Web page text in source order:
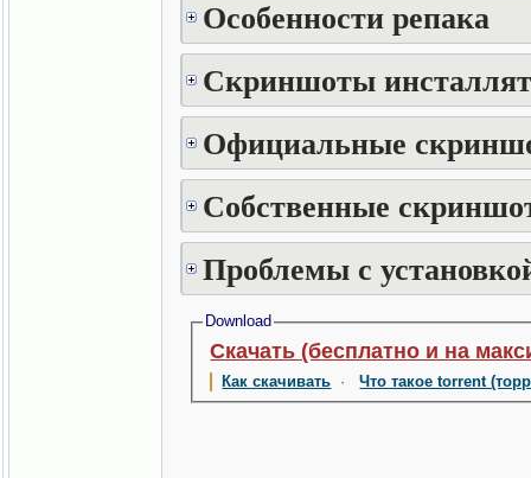
Особенности репака
Скриншоты
Официальные
Собственные
Проблемы с
Download
Скачать (бесплатно и на
Как скачивать ·Что такое torrent